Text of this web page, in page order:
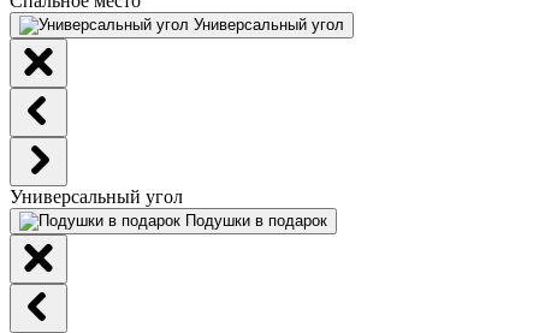
Универсальный угол
Универсальный угол
Подушки в подарок